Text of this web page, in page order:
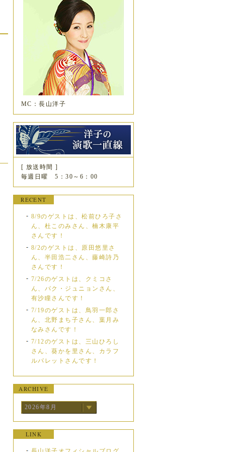
MC：長山洋子
[ 放送時間 ]
毎週日曜 5：30～6：00
RECENT
8/9のゲストは、松前ひろ子さ
ん、杜このみさん、楠木康平
さんです！
8/2のゲストは、原田悠里さ
ん、半田浩二さん、藤崎詩乃
さんです！
7/26のゲストは、クミコさ
ん、パク・ジュニョンさん、
有沙瞳さんです！
7/19のゲストは、鳥羽一郎さ
ん、北野まち子さん、葉月み
なみさんです！
7/12のゲストは、三山ひろし
さん、葵かを里さん、カラフ
ルパレットさんです！
ARCHIVE
2026年8月
LINK